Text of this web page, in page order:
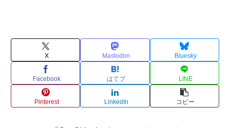
X Mastodon Bluesky
Facebook はてブ LINE
Pinterest LinkedIn コピー